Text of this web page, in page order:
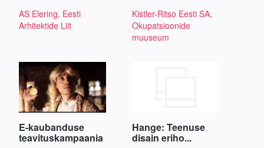
AS Elering, Eesti
Arhitektide Liit
Kistler-Ritso Eesti SA,
Okupatsioonide
muuseum
E-kaubanduse
teavituskampaania
Hange: Teenuse
disain eriho...